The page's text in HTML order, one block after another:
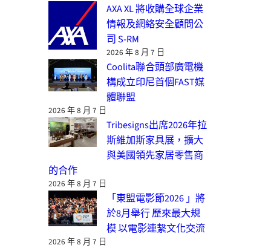
AXA XL 將收購全球企業
情報及網絡安全顧問公
司 S-RM
2026 年 8 月 7 日
Coolita聯合頭部廣電機
構成立印尼首個FAST媒
體聯盟
2026 年 8 月 7 日
Tribesigns出席2026年拉
斯維加斯家具展，擴大
與美國領先家居零售商
的合作
2026 年 8 月 7 日
「東盟電影節2026 」將
於8月舉行 歷來最大規
模 以電影連繫文化交流
2026 年 8 月 7 日